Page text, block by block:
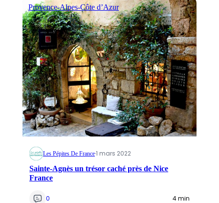
Provence-Alpes-Côte d’Azur
Les Pépites De France·1 mars 2022
Sainte-Agnès un trésor caché près de Nice
France
0 4 min